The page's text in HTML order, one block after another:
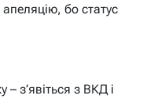
бо статус
– з’явіться з ВКД і